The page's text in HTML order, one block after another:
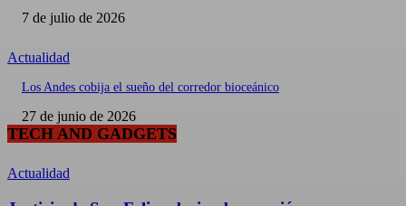
7 de julio de 2026
Actualidad
Los Andes cobija el sueño del corredor bioceánico
27 de junio de 2026
TECH AND GADGETS
Actualidad